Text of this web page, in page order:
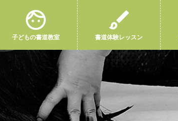
子どもの書道教室 書道体験レッスン